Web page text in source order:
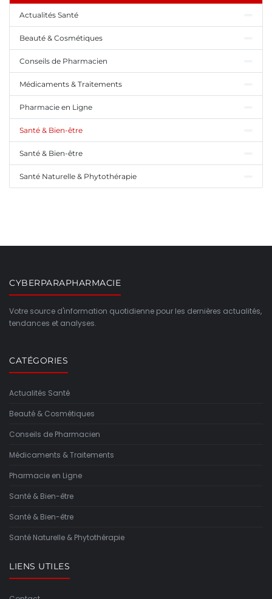
Actualités Santé
Beauté & Cosmétiques
Conseils de Pharmacien
Médicaments & Traitements
Pharmacie en Ligne
Santé & Bien-être
Santé & Bien-être
Santé Naturelle & Phytothérapie
CYBERPARAPHARMACIE
Votre source d'information quotidienne pour les dernières actualités,
tendances et analyses.
CATÉGORIES
Actualités Santé
Beauté & Cosmétiques
Conseils de Pharmacien
Médicaments & Traitements
Pharmacie en Ligne
Santé & Bien-être
Santé & Bien-être
Santé Naturelle & Phytothérapie
LIENS UTILES